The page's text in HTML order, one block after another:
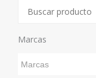
Marcas